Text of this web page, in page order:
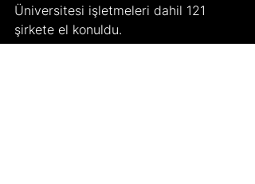
Üniversitesi işletmeleri dahil 121
şirkete el konuldu.
Geçtiğimiz günlerde ikinci dalga